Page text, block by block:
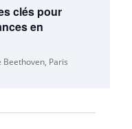
clés pour
en
Beethoven, Paris